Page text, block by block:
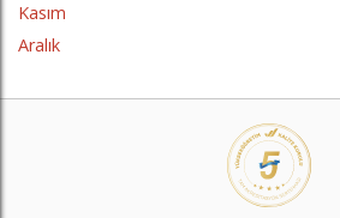
Kasım
Aralık